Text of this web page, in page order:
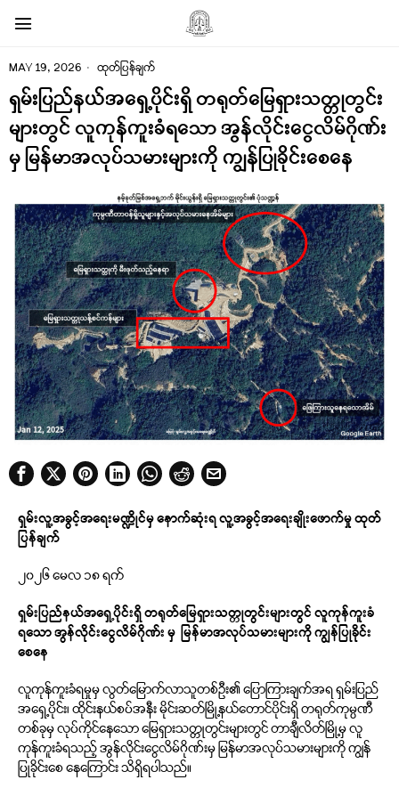
MAY 19, 2026 ထုတ်ပြန်ချက်
ရှမ်းပြည်နယ်အရှေ့ပိုင်းရှိ တရုတ်မြေရှားသတ္တုတွင်း
များတွင် လူကုန်ကူးခံရသော အွန်လိုင်းငွေလိမ်ဂိုဏ်း
မှ မြန်မာအလုပ်သမားများကို ကျွန်ပြုခိုင်းစေနေ
ရှမ်းလူ့အခွင့်အရေးမဏ္ဍိုင်မှ နောက်ဆုံးရ လူ့အခွင့်အရေးချိုးဖောက်မှု ထုတ်
ပြန်ချက်
၂၀၂၆ မေလ ၁၈ ရက်
ရှမ်းပြည်နယ်အရှေ့ပိုင်းရှိ တရုတ်မြေရှားသတ္တုတွင်းများတွင် လူကုန်ကူးခံ
ရသော အွန်လိုင်းငွေလိမ်ဂိုဏ်းမှ မြန်မာအလုပ်သမားများကို ကျွန်ပြုခိုင်း
စေနေ
လူကုန်ကူးခံရမှုမှ လွတ်မြောက်လာသူတစ်ဦး၏ ပြောကြားချက်အရ ရှမ်းပြည်
အရှေ့ပိုင်း၊ ထိုင်းနယ်စပ်အနီး မိုင်းဆတ်မြို့နယ်တောင်ပိုင်းရှိ တရုတ်ကုမ္ပဏီ
တစ်ခုမှ လုပ်ကိုင်နေသော မြေရှားသတ္တုတွင်းများတွင် တာချီလိတ်မြို့မှ လူ
ကုန်ကူးခံရသည့် အွန်လိုင်းငွေလိမ်ဂိုဏ်းမှ မြန်မာအလုပ်သမားများကို ကျွန်
ပြုခိုင်းစေ နေကြောင်း သိရှိရပါသည်။